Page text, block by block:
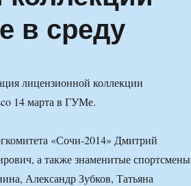
в среду
лицензионной коллекции
14 марта в ГУМе.
«Сочи-2014» Дмитрий
а также знаменитые спортсмены
Александр Зубков, Татьяна